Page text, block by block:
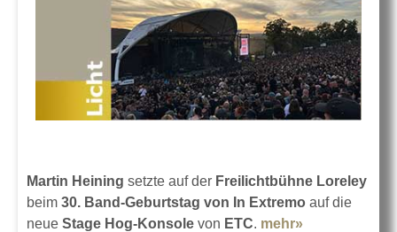
Martin Heining setzte auf der Freilichtbühne Loreley
beim 30. Band-Geburtstag von In Extremo auf die
neue Stage Hog-Konsole von ETC. mehr»